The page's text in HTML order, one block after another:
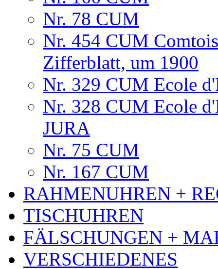
Nr. 78 CUM
Nr. 454 CUM
Zifferblatt, um 1900
Nr. 329 CUM Ecole
Nr. 328 CUM Ecole
JURA
Nr. 75 CUM
Nr. 167 CUM
RAHMENUHREN +
TISCHUHREN
FÄLSCHUNGEN +
VERSCHIEDENES